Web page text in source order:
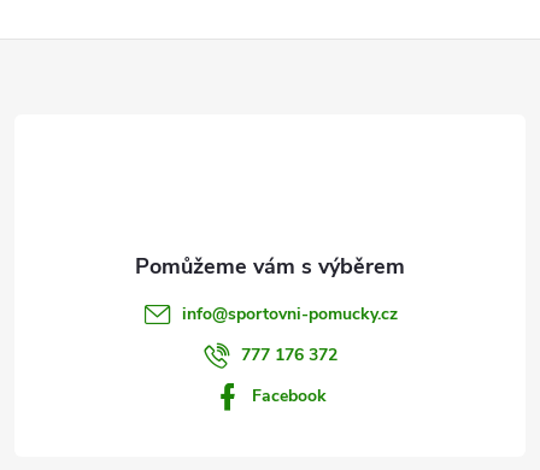
info@sportovni-pomucky.cz
777 176 372
Facebook